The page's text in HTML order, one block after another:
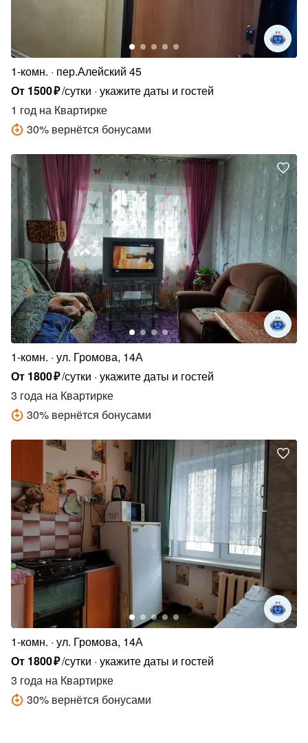
1-комн.
пер.Алейский 45
От 1500₽/сутки укажите даты и гостей
1 год на Квартирке
30% вернётся бонусами
1-комн. ул. Громова, 14А
От 1800₽/сутки укажите даты и гостей
3 года на Квартирке
30% вернётся бонусами
1-комн. ул. Громова, 14А
От 1800₽/сутки укажите даты и гостей
3 года на Квартирке
30% вернётся бонусами